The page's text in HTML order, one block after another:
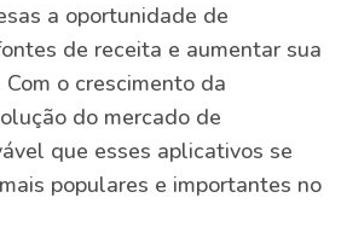
a oportunidade de
de receita e aumentar sua
o crescimento da
do mercado de
que esses aplicativos se
populares e importantes no